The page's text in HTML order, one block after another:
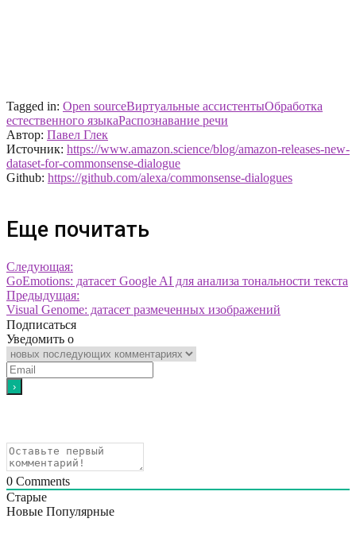
Tagged in: Open sourceВиртуальные ассистентыОбработка
естественного языкаРаспознавание речи
Автор: Павел Глек
Источник: https://www.amazon.science/blog/amazon-releases-new-
dataset-for-commonsense-dialogue
Github: https://github.com/alexa/commonsense-dialogues
Еще почитать
Следующая:
GoEmotions: датасет Google AI для анализа тональности текста
Предыдущая:
Visual Genome: датасет размеченных изображений
Подписаться
Уведомить о
0 Comments
Старые
Новые Популярные